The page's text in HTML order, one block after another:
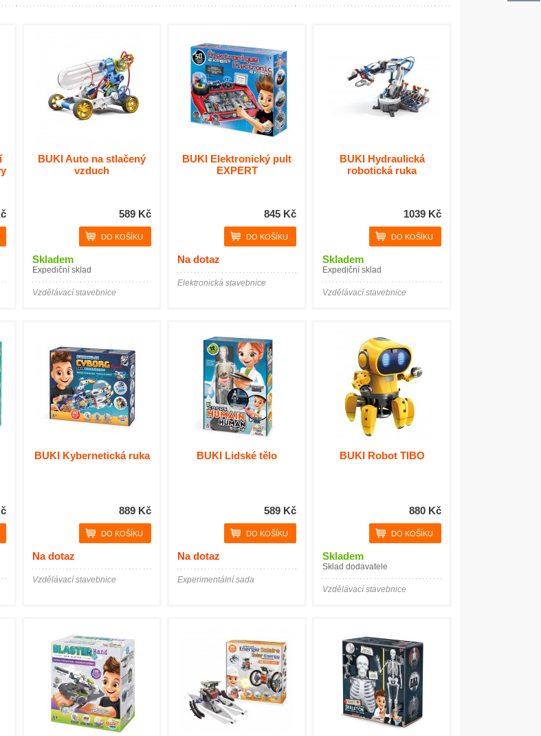
BUKI Auto na stlačený
vzduch
589 Kč
Skladem
Expediční sklad
Vzdělávací stavebnice
BUKI Elektronický pult
EXPERT
845 Kč
Na dotaz
Elektronická stavebnice
BUKI Hydraulická
robotická ruka
1039 Kč
Skladem
Expediční sklad
Vzdělávací stavebnice
BUKI Kybernetická ruka
889 Kč
Na dotaz
Vzdělávací stavebnice
BUKI Lidské tělo
589 Kč
Na dotaz
Experimentální sada
BUKI Robot TIBO
880 Kč
Skladem
Sklad dodavatele
Vzdělávací stavebnice